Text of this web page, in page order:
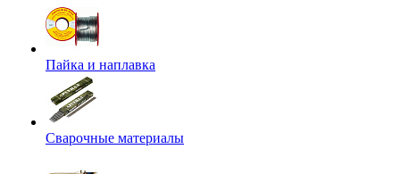
Пайка и наплавка
Сварочные материалы